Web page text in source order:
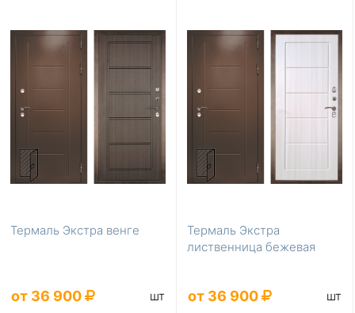
Термаль Экстра венге
от 36 900 шт
Термаль Экстра
лиственница бежевая
от 36 900 шт